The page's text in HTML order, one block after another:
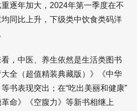
年加大，2024年第一季度在不
同比上升，下级类中饮食类码洋
中医、养生依然是生活类图书
全（超值精装典藏版）》《中华
书表现突出；在“吃出美丽和健康”
命》《空腹力》等新书相继上